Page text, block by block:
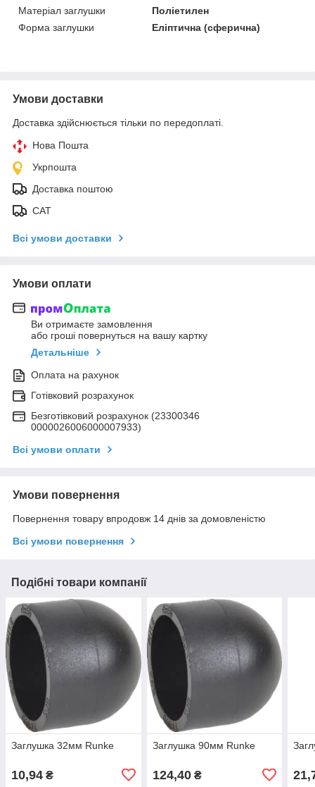
Матеріал заглушки
Поліетилен
Форма заглушки
Еліптична (сферична)
Умови доставки
Доставка здійснюється тільки по передоплаті.
Нова Пошта
Укрпошта
Доставка поштою
САТ
Всі умови доставки
Умови оплати
Ви отримаєте замовлення
або гроші повернуться на вашу картку
Детальніше
Оплата на рахунок
Готівковий розрахунок
Безготівковий розрахунок (23300346
0000026006000007933)
Всі умови оплати
Умови повернення
Повернення товару впродовж 14 днів за домовленістю
Всі умови повернення
Подібні товари компанії
Заглушка 32мм Runke
10,94 ₴
Заглушка 90мм Runke
124,40₴